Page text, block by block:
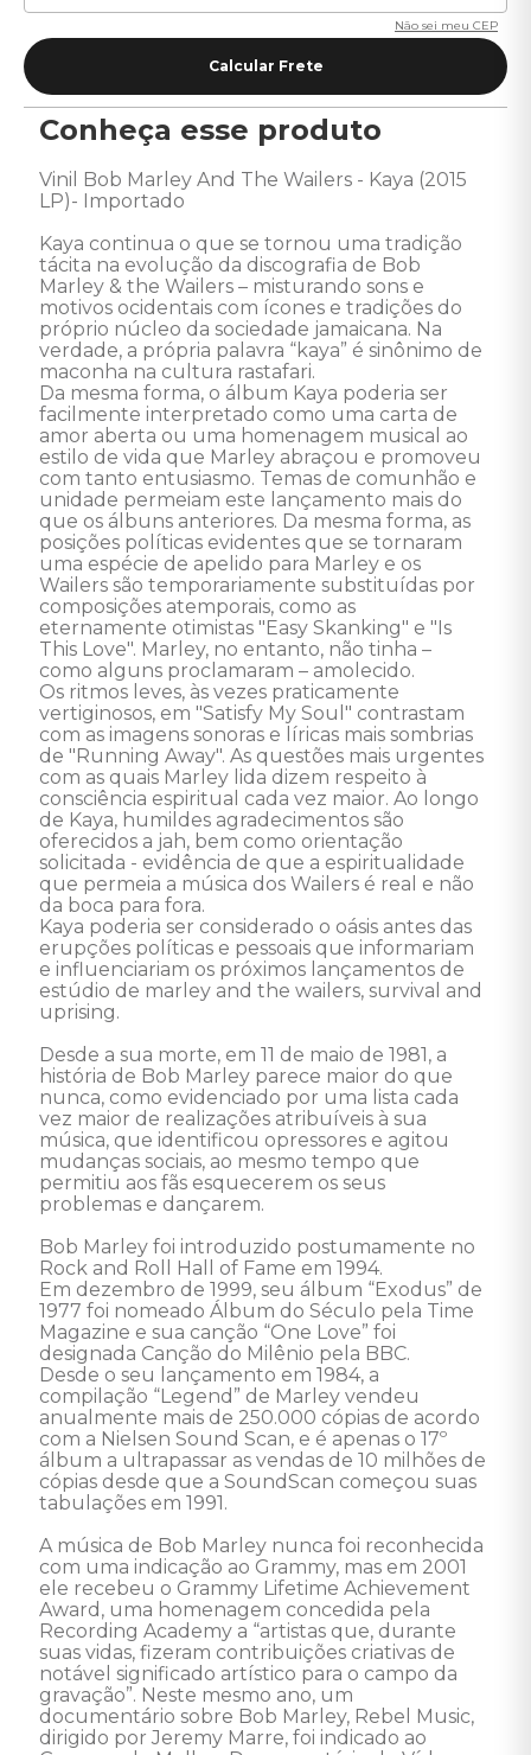
Não sei meu CEP
Conheça esse produto
Vinil Bob Marley And The Wailers - Kaya (2015
LP)- Importado
Kaya continua o que se tornou uma tradição
tácita na evolução da discografia de Bob
Marley & the Wailers – misturando sons e
motivos ocidentais com ícones e tradições do
próprio núcleo da sociedade jamaicana. Na
verdade, a própria palavra “kaya” é sinônimo de
maconha na cultura rastafari.
Da mesma forma, o álbum Kaya poderia ser
facilmente interpretado como uma carta de
amor aberta ou uma homenagem musical ao
estilo de vida que Marley abraçou e promoveu
com tanto entusiasmo. Temas de comunhão e
unidade permeiam este lançamento mais do
que os álbuns anteriores. Da mesma forma, as
posições políticas evidentes que se tornaram
uma espécie de apelido para Marley e os
Wailers são temporariamente substituídas por
composições atemporais, como as
eternamente otimistas "Easy Skanking" e "Is
This Love". Marley, no entanto, não tinha –
como alguns proclamaram – amolecido.
Os ritmos leves, às vezes praticamente
vertiginosos, em "Satisfy My Soul" contrastam
com as imagens sonoras e líricas mais sombrias
de "Running Away". As questões mais urgentes
com as quais Marley lida dizem respeito à
consciência espiritual cada vez maior. Ao longo
de Kaya, humildes agradecimentos são
oferecidos a jah, bem como orientação
solicitada - evidência de que a espiritualidade
que permeia a música dos Wailers é real e não
da boca para fora.
Kaya poderia ser considerado o oásis antes das
erupções políticas e pessoais que informariam
e influenciariam os próximos lançamentos de
estúdio de marley and the wailers, survival and
uprising.
Desde a sua morte, em 11 de maio de 1981, a
história de Bob Marley parece maior do que
nunca, como evidenciado por uma lista cada
vez maior de realizações atribuíveis à sua
música, que identificou opressores e agitou
mudanças sociais, ao mesmo tempo que
permitiu aos fãs esquecerem os seus
problemas e dançarem.
Bob Marley foi introduzido postumamente no
Rock and Roll Hall of Fame em 1994.
Em dezembro de 1999, seu álbum “Exodus” de
1977 foi nomeado Álbum do Século pela Time
Magazine e sua canção “One Love” foi
designada Canção do Milênio pela BBC.
Desde o seu lançamento em 1984, a
compilação “Legend” de Marley vendeu
anualmente mais de 250.000 cópias de acordo
com a Nielsen Sound Scan, e é apenas o 17º
álbum a ultrapassar as vendas de 10 milhões de
cópias desde que a SoundScan começou suas
tabulações em 1991.
A música de Bob Marley nunca foi reconhecida
com uma indicação ao Grammy, mas em 2001
ele recebeu o Grammy Lifetime Achievement
Award, uma homenagem concedida pela
Recording Academy a “artistas que, durante
suas vidas, fizeram contribuições criativas de
notável significado artístico para o campo da
gravação”. Neste mesmo ano, um
documentário sobre Bob Marley, Rebel Music,
dirigido por Jeremy Marre, foi indicado ao